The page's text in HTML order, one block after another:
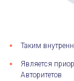
Таким
Является
Авторитетов